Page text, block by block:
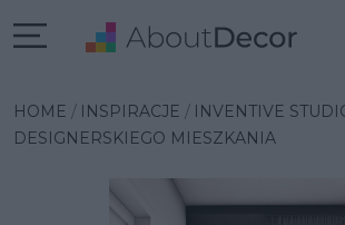
HOME INSPIRACJE INVENTIVE
DESIGNERSKIEGO MIESZKANIA